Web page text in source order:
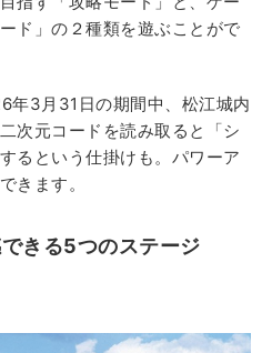
ド」の２種類を遊ぶことがで
年3月31日の期間中、松江城内
次元コードを読み取ると「シ
るという仕掛けも。パワーア
きます。
きる5つのステージ